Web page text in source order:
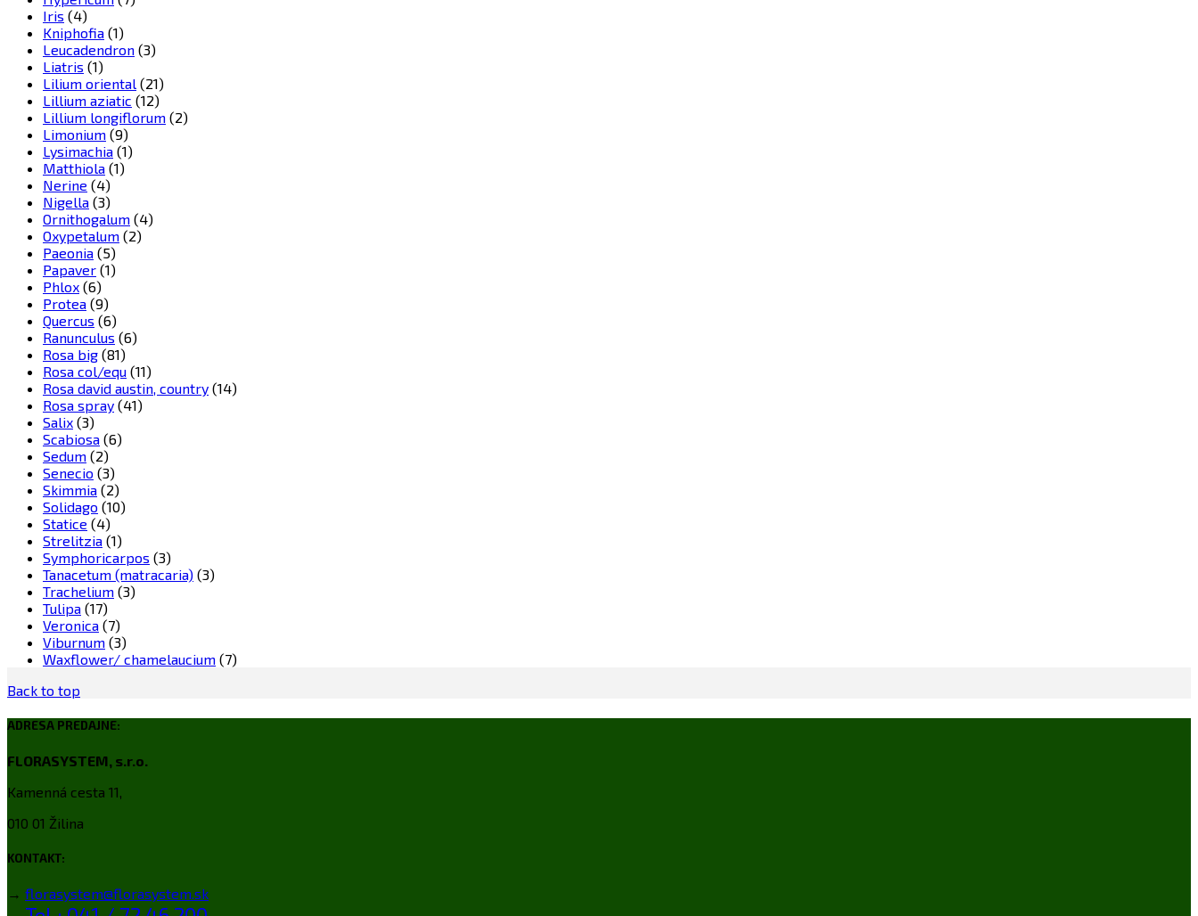
Iris (4)
Kniphofia (1)
Leucadendron (3)
Liatris (1)
Lilium oriental (21)
Lillium aziatic (12)
Lillium longiflorum (2)
Limonium (9)
Lysimachia (1)
Matthiola (1)
Nerine (4)
Nigella (3)
Ornithogalum (4)
Oxypetalum (2)
Paeonia (5)
Papaver (1)
Phlox (6)
Protea (9)
Quercus (6)
Ranunculus (6)
Rosa big (81)
Rosa col/equ (11)
Rosa david austin, country (14)
Rosa spray (41)
Salix (3)
Scabiosa (6)
Sedum (2)
Senecio (3)
Skimmia (2)
Solidago (10)
Statice (4)
Strelitzia (1)
Symphoricarpos (3)
Tanacetum (matracaria) (3)
Trachelium (3)
Tulipa (17)
Veronica (7)
Viburnum (3)
Waxflower/ chamelaucium (7)
Back to top
ADRESA PREDAJNE:
FLORASYSTEM, s.r.o.
Kamenná cesta 11,
010 01 Žilina
KONTAKT:
→ florasystem@florasystem.sk